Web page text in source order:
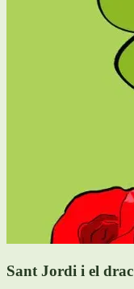
Sant Jordi i el drac